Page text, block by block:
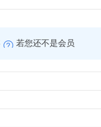
若您还不是会员